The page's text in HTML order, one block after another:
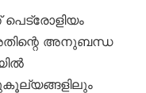
പെട്രോളിയം
അനുബന്ധ